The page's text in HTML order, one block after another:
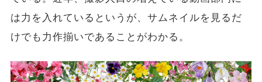
は力を入れているというが、サムネイルを見るだ
けでも力作揃いであることがわかる。